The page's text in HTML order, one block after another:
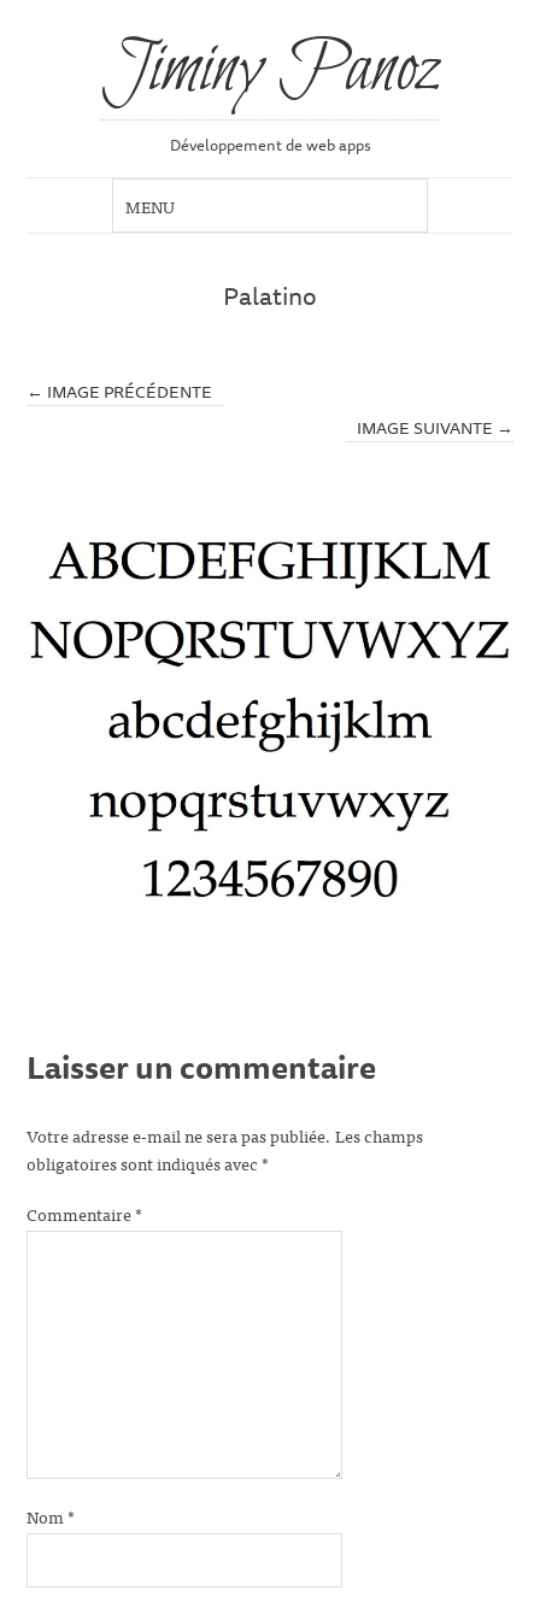
Jiminy Panoz
Développement de web apps
Palatino
← IMAGE PRÉCÉDENTE
IMAGE SUIVANTE →
Laisser un commentaire
Votre adresse e-mail ne sera pas publiée. Les champs
obligatoires sont indiqués avec*
Commentaire*
Nom*